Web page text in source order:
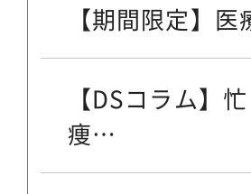
【期間限定】
【DSコラム】
痩…